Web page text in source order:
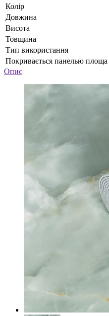
Колір
Довжина
Висота
Товщина
Тип використання
Покривається панелью площа
Опис